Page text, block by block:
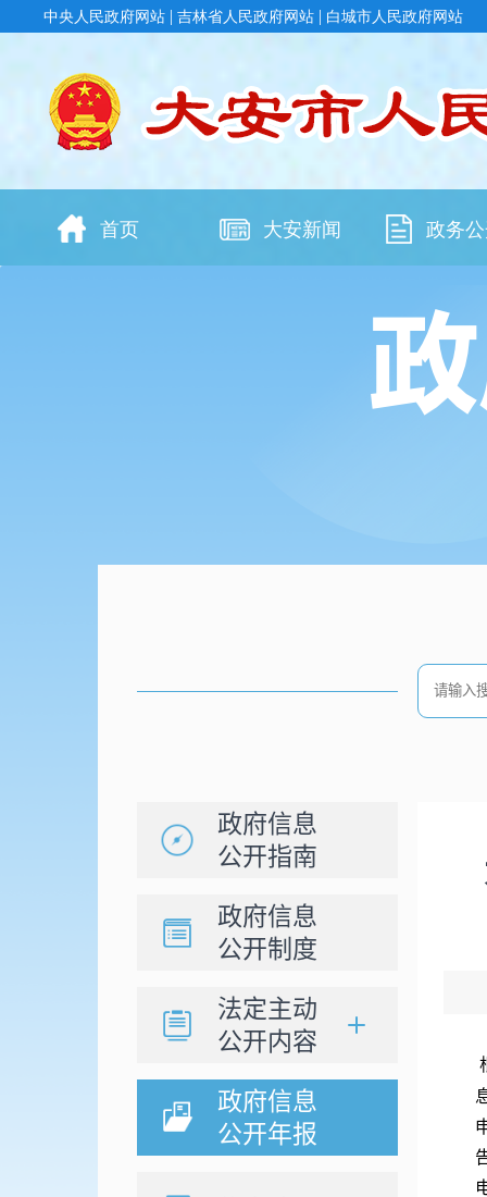
政府信息
公开指南
政府信息
公开制度
法定主动
公开内容
政府信息
公开年报